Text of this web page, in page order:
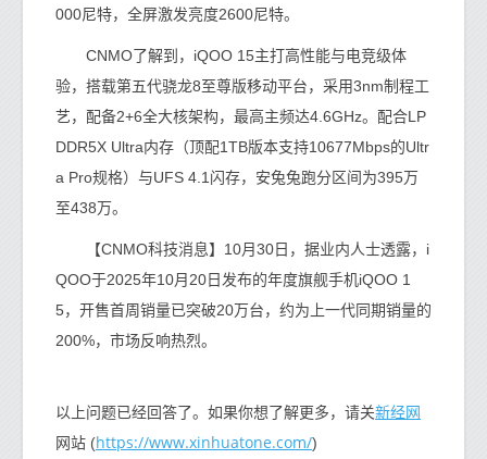
000尼特，全屏激发亮度2600尼特。
CNMO了解到，iQOO 15主打高性能与电竞级体
验，搭载第五代骁龙8至尊版移动平台，采用3nm制程工
艺，配备2+6全大核架构，最高主频达4.6GHz。配合LP
DDR5X Ultra内存（顶配1TB版本支持10677Mbps的Ultr
a Pro规格）与UFS 4.1闪存，安兔兔跑分区间为395万
至438万。
【CNMO科技消息】10月30日，据业内人士透露，i
QOO于2025年10月20日发布的年度旗舰手机iQOO 1
5，开售首周销量已突破20万台，约为上一代同期销量的
200%，市场反响热烈。
以上问题已经回答了。如果你想了解更多，请关新经网
网站 (https://www.xinhuatone.com/)